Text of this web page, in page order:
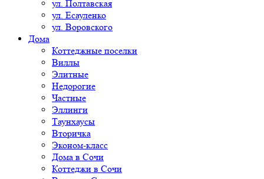
ул. Полтавская
ул. Есауленко
ул. Воровского
Дома
Коттеджные поселки
Виллы
Элитные
Недорогие
Частные
Эллинги
Таунхаусы
Вторичка
Эконом-класс
Дома в Сочи
Коттеджи в Сочи